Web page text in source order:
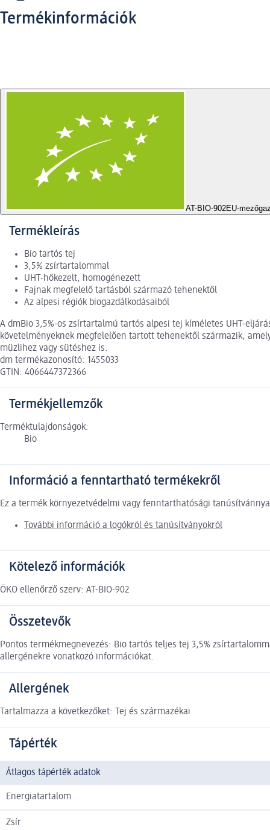
Termékinformációk
AT-BIO-902EU-
Termékleírás
Bio tartós tej
3,5% zsírtartalommal
UHT-hőkezelt, homogénezett
Fajnak megfelelő tartásból származó tehenektől
Az alpesi régiók biogazdálkodásaiból
A dmBio 3,5%-os zsírtartalmú tartós alpesi tej kíméletes UHT-
követelményeknek megfelelően tartott tehenektől származik,
müzlihez vagy sütéshez is.
dm termékazonosító: 1455033
GTIN: 4066447372366
Termékjellemzők
Terméktulajdonságok:
Bio
Információ a fenntartható termékekről
Ez a termék környezetvédelmi vagy fenntarthatósági
További információ a logókról és tanúsítványokról
Kötelező információk
ÖKO ellenőrző szerv: AT-BIO-902
Összetevők
Pontos termékmegnevezés: Bio tartós teljes tej 3,5%
allergénekre vonatkozó információkat.
Allergének
Tartalmazza a következőket: Tej és származékai
Tápérték
Átlagos tápérték adatok
Energiatartalom
Zsír